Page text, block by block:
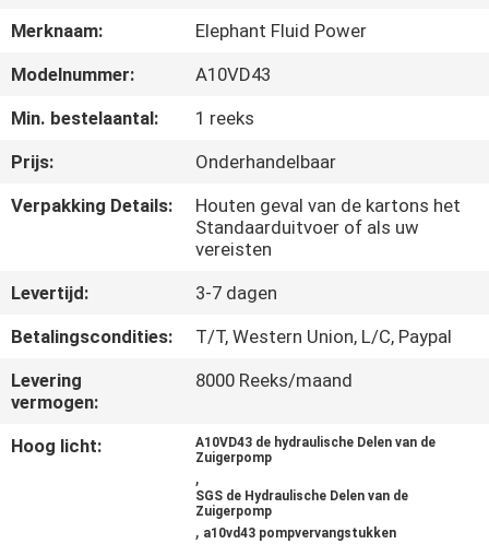
FABRIEKSREIS
KWALITEITSCONTROLE
CONTACTEER
ONS
NIEUWS
GEVALLEN
SITEMAP
Merknaam:
Elephant Fluid Power
Modelnummer:
A10VD43
Min. bestelaantal:
1 reeks
Prijs:
Onderhandelbaar
Verpakking Details:
Houten geval van de kartons het
Standaarduitvoer of als uw
vereisten
Levertijd:
3-7 dagen
Betalingscondities:
T/T, Western Union, L/C, Paypal
Levering
vermogen:
8000 Reeks/maand
Hoog licht:
A10VD43 de hydraulische Delen van de
Zuigerpomp
,
SGS de Hydraulische Delen van de
Zuigerpomp
, a10vd43 pompvervangstukken